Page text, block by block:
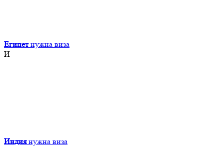
Египет нужна виза
И
Индия нужна виза